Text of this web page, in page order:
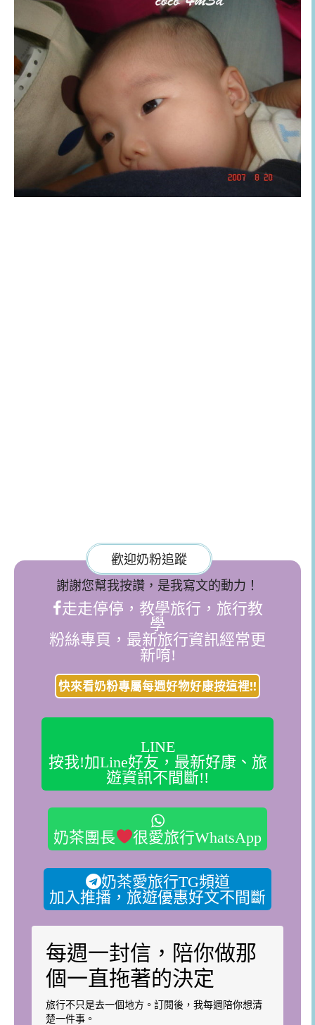
歡迎奶粉追蹤
謝謝您幫我按讚，是我寫文的動力！
走走停停，教學旅行，旅行教
學
粉絲專頁，最新旅行資訊經常更
新唷!
快來看奶粉專屬每週好物好康按這裡!!
LINE
按我!加Line好友，最新好康、旅
遊資訊不間斷!!
奶茶團長 很愛旅行WhatsApp
奶茶愛旅行TG頻道
加入推播，旅遊優惠好文不間斷
每週一封信，陪你做那
個一直拖著的決定
旅行不只是去一個地方。訂閱後，我每週陪你想清
楚一件事。